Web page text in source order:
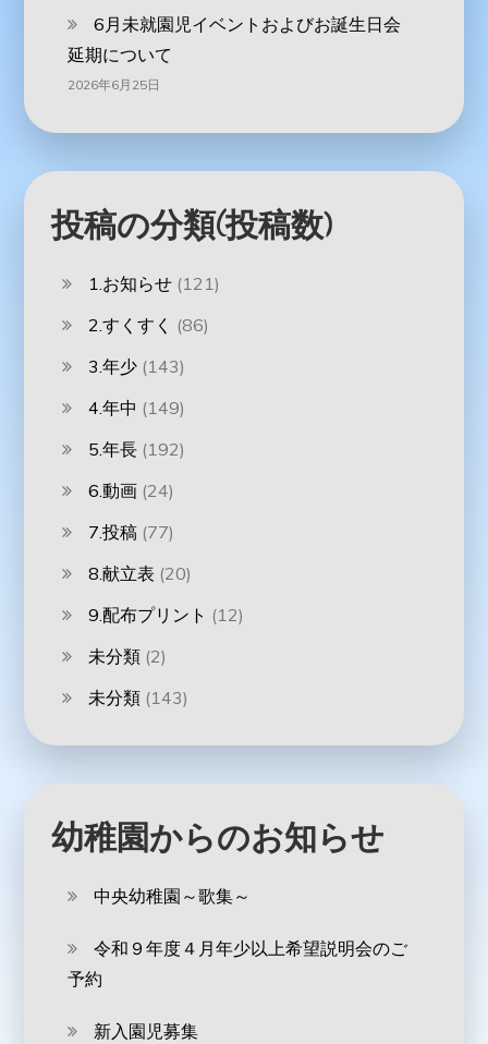
6月未就園児イベントおよびお誕生日会
延期について
2026年6月25日
投稿の分類(投稿数)
1.お知らせ (121)
2.すくすく (86)
3.年少 (143)
4.年中 (149)
5.年長 (192)
6.動画 (24)
7.投稿 (77)
8.献立表 (20)
9.配布プリント (12)
未分類 (2)
未分類 (143)
幼稚園からのお知らせ
中央幼稚園～歌集～
令和９年度４月年少以上希望説明会のご
予約
新入園児募集